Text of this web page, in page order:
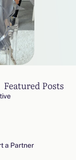
depression
here are a
Featured Posts
a Partner